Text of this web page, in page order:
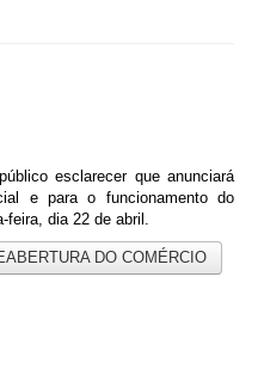
esclarecer que anunciará
e para o funcionamento do
feira, dia 22 de abril.
DO COMÉRCIO